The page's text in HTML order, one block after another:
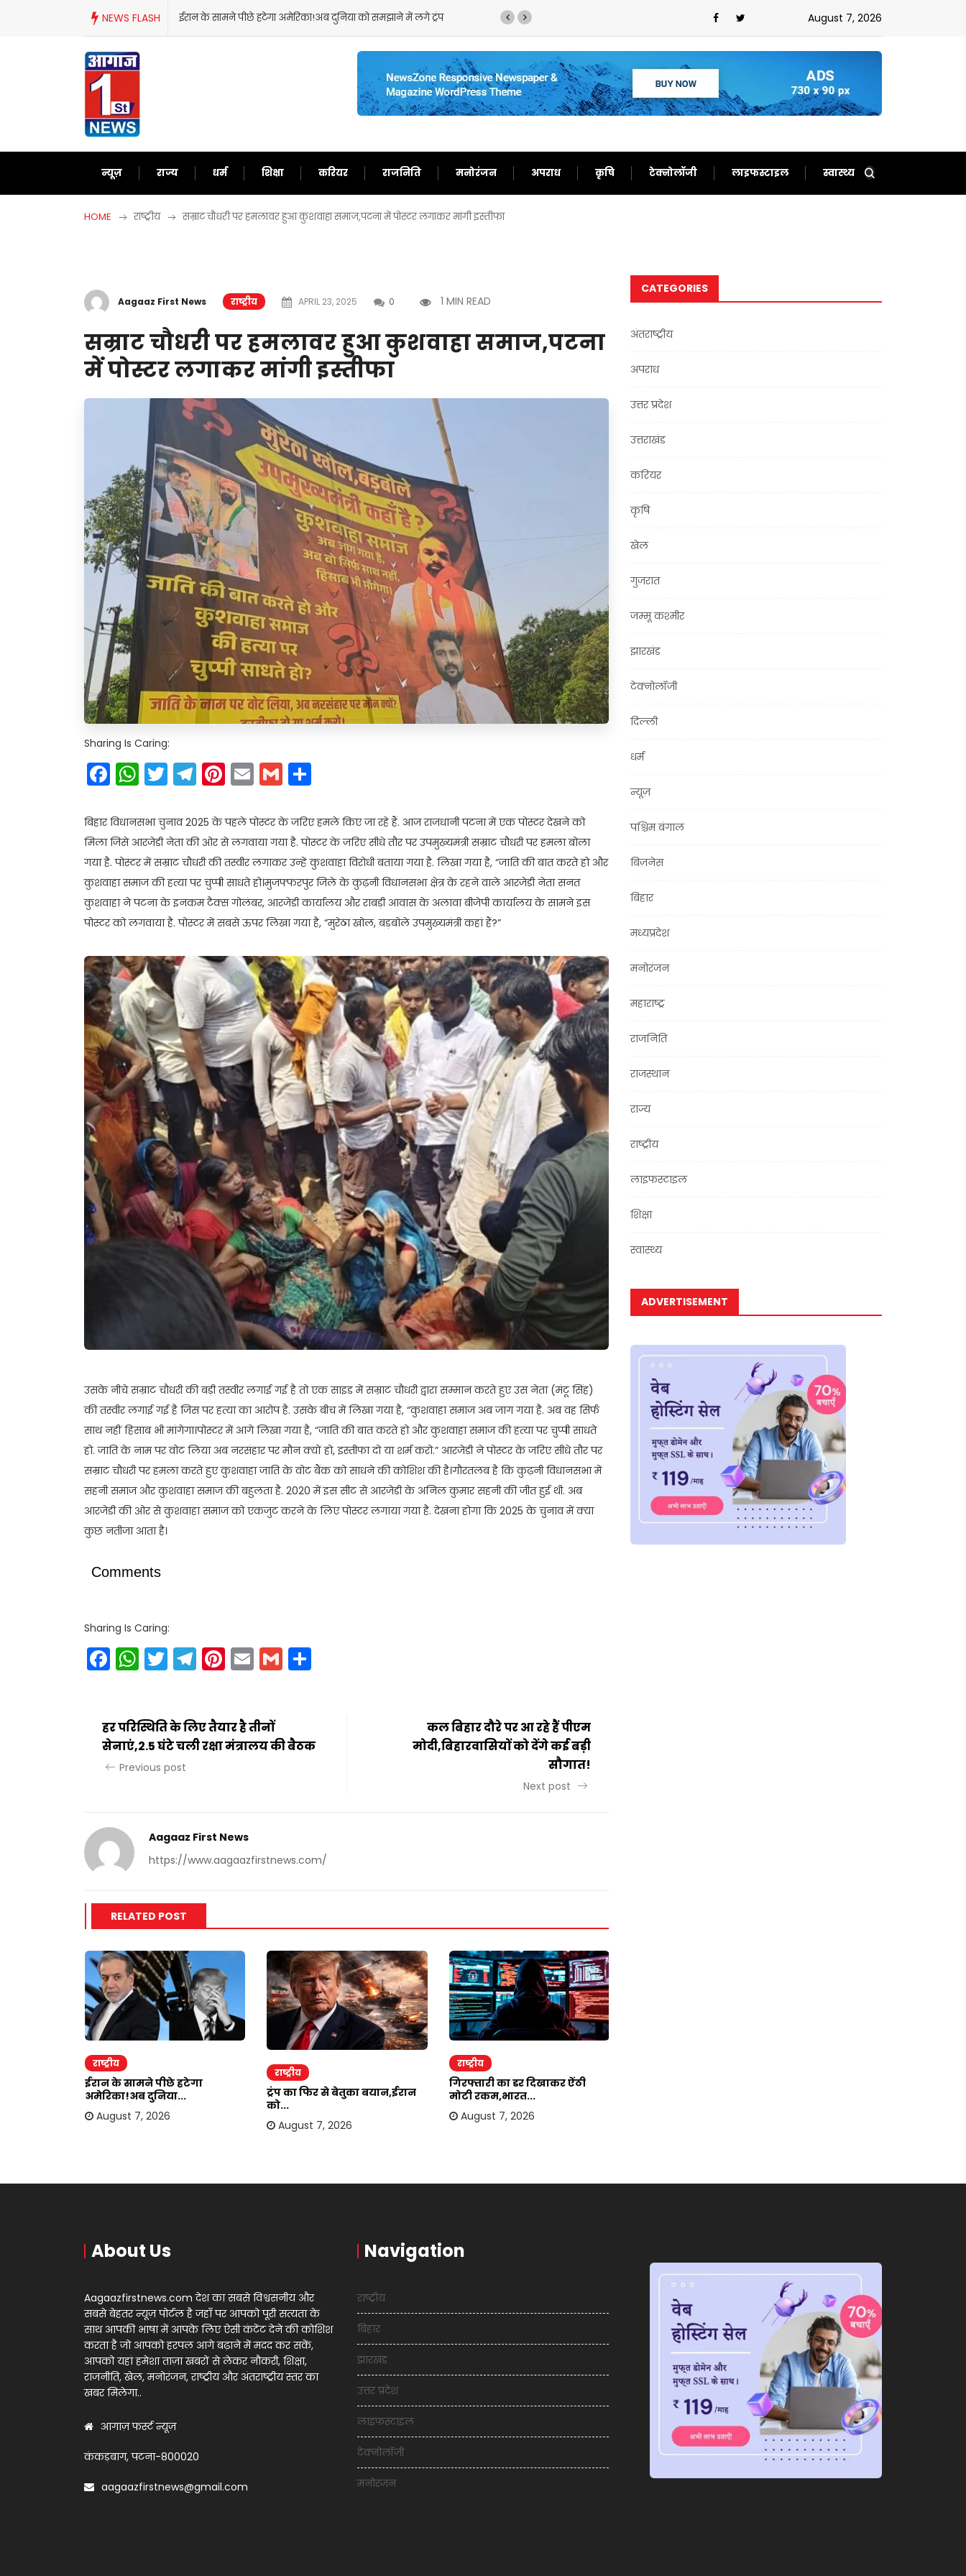
NEWS FLASH ईरान के सामने पीछे हटेगा अमेरिका!अब दुनिया को समझाने में लगे ट्रंप ट्रंप का फिर से बेतुका बयान,ईरान को बता दिया बेचारा August 7, 2026
न्यूज़ राज्य धर्म शिक्षा करियर राजनिति मनोरंजन अपराध कृषि टेक्नोलॉजी लाइफस्टाइल स्वास्थ्य
HOME राष्ट्रीय सम्राट चौधरी पर हमलावर हुआ कुशवाहा समाज,पटना में पोस्टर लगाकर मांगी इस्तीफा
Aagaaz First News राष्ट्रीय APRIL 23, 2025 0 1 MIN READ
सम्राट चौधरी पर हमलावर हुआ कुशवाहा समाज,पटना
में पोस्टर लगाकर मांगी इस्तीफा
Sharing Is Caring:
Facebook
WhatsApp
Twitter
Telegram
Pinterest
EmailGmail
बिहार विधानसभा चुनाव 2025 के पहले पोस्टर के जरिए हमले किए जा रहे हैं. आज राजधानी पटना में एक पोस्टर देखने को
मिला जिसे आरजेडी नेता की ओर से लगवाया गया है. पोस्टर के जरिए सीधे तौर पर उपमुख्यमंत्री सम्राट चौधरी पर हमला बोला
गया है. पोस्टर में सम्राट चौधरी की तस्वीर लगाकर उन्हें कुशवाहा विरोधी बताया गया है. लिखा गया है, “जाति की बात करते हो और
कुशवाहा समाज की हत्या पर चुप्पी साधते हो।मुजफ्फरपुर जिले के कुढ़नी विधानसभा क्षेत्र के रहने वाले आरजेडी नेता सनत
कुशवाहा ने पटना के इनकम टैक्स गोलंबर, आरजेडी कार्यालय और राबड़ी आवास के अलावा बीजेपी कार्यालय के सामने इस
पोस्टर को लगवाया है. पोस्टर में सबसे ऊपर लिखा गया है, “मुरेठा खोल, बड़बोले उपमुख्यमंत्री कहां हैं?”
उसके नीचे सम्राट चौधरी की बड़ी तस्वीर लगाई गई है तो एक साइड में सम्राट चौधरी द्वारा सम्मान करते हुए उस नेता (मंटू सिंह)
की तस्वीर लगाई गई है जिस पर हत्या का आरोप है. उसके बीच में लिखा गया है, “कुशवाहा समाज अब जाग गया है. अब वह सिर्फ
साथ नहीं हिसाब भी मांगेगा।पोस्टर में आगे लिखा गया है, “जाति की बात करते हो और कुशवाहा समाज की हत्या पर चुप्पी साधते
हो. जाति के नाम पर वोट लिया अब नरसंहार पर मौन क्यों हो, इस्तीफा दो या शर्म करो.” आरजेडी ने पोस्टर के जरिए सीधे तौर पर
सम्राट चौधरी पर हमला करते हुए कुशवाहा जाति के वोट बैंक को साधने की कोशिश की है।गौरतलब है कि कुढ़नी विधानसभा में
सहनी समाज और कुशवाहा समाज की बहुलता है. 2020 में इस सीट से आरजेडी के अनिल कुमार सहनी की जीत हुई थी. अब
आरजेडी की ओर से कुशवाहा समाज को एकजुट करने के लिए पोस्टर लगाया गया है. देखना होगा कि 2025 के चुनाव में क्या
कुछ नतीजा आता है।
Comments
Sharing Is Caring:
Facebook
WhatsApp
Twitter
Telegram
Pinterest
EmailGmail
हर परिस्थिति के लिए तैयार है तीनों
सेनाएं,2.5 घंटे चली रक्षा मंत्रालय की बैठक
Previous post
कल बिहार दौरे पर आ रहे हैं पीएम
मोदी,बिहारवासियों को देंगे कई बड़ी
सौगात!
Next post
Aagaaz First News
https://www.aagaazfirstnews.com/
RELATED POST
राष्ट्रीय
ईरान के सामने पीछे हटेगा
अमेरिका!अब दुनिया...
August 7, 2026
राष्ट्रीय
ट्रंप का फिर से बेतुका बयान,ईरान
को...
August 7, 2026
राष्ट्रीय
गिरफ्तारी का डर दिखाकर ऐंठी
मोटी रकम,भारत...
August 7, 2026
CATEGORIES
अंतराष्ट्रीय
अपराध
उत्तर प्रदेश
उत्तराखंड
करियर
कृषि
खेल
गुजरात
जम्मू कश्मीर
झारखंड
टेक्नोलॉजी
दिल्ली
धर्म
न्यूज़
पश्चिम बंगाल
बिज़नेस
बिहार
मध्यप्रदेश
मनोरंजन
महाराष्ट्र
राजनिति
राजस्थान
राज्य
राष्ट्रीय
लाइफस्टाइल
शिक्षा
स्वास्थ्य
ADVERTISEMENT
About Us
Aagaazfirstnews.com देश का सबसे विश्वसनीय और
सबसे बेहतर न्यूज़ पोर्टल है जहाँ पर आपको पूरी सत्यता के
साथ आपकी भाषा में आपके लिए ऐसी कंटेंट देने की कोशिश
करता है जो आपको हरपल आगे बढ़ाने में मदद कर सकें,
आपको यहां हमेशा ताज़ा खबरों से लेकर नौकरी, शिक्षा,
राजनीति, खेल, मनोरंजन, राष्ट्रीय और अंतराष्ट्रीय स्तर का
खबर मिलेगा..
आगाज़ फर्स्ट न्यूज़
कंकड़बाग, पटना-800020
aagaazfirstnews@gmail.com
Navigation
राष्ट्रीय
बिहार
झारखंड
उत्तर प्रदेश
लाइफस्टाइल
टेक्नोलॉजी
मनोरंजन